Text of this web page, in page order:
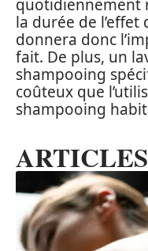
quotidiennement
la durée de l’effet
donnera donc
fait. De plus, un
shampooing
coûteux que
shampooing